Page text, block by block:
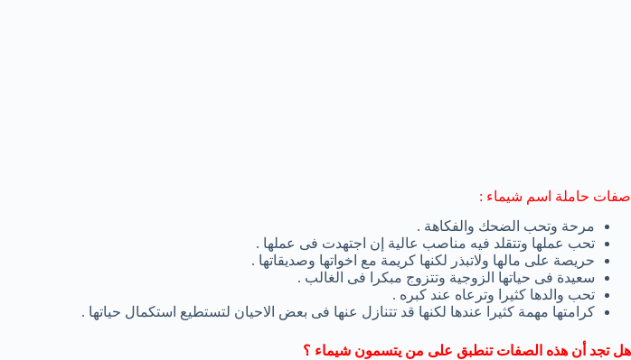
صفات حاملة اسم شيماء :
مرحة وتحب الضحك والفكاهة .
تحب عملها وتتقلد فيه مناصب عالية إن اجتهدت فى عملها .
حريصة على مالها ولاتبذر لكنها كريمة مع اخواتها وصديقاتها .
سعيدة فى حياتها الزوجية وتتزوج مبكرا فى الغالب .
تحب والدها كثيرا وترعاه عند كبره .
كرامتها مهمة كثيرا عندها لكنها قد تتنازل عنها فى بعض الاحيان لتستطيع استكمال حياتها .
هل تجد أن هذه الصفات تنطبق على من يتسمون شيماء ؟